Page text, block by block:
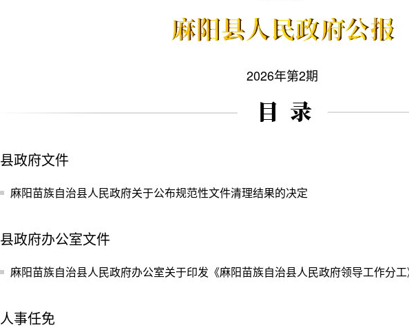
2026年第2期
县政府文件
麻阳苗族自治县人民政府关于公布规范性文件清理结果的决定
县政府办公室文件
麻阳苗族自治县人民政府办公室关于印发《麻阳苗族自治县人民政府领导工作分
人事任免